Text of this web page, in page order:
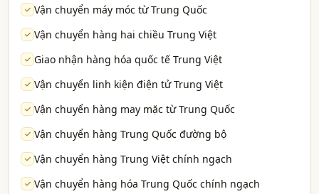
Vận chuyển máy móc từ Trung Quốc
Vận chuyển hàng hai chiều Trung Việt
Giao nhận hàng hóa quốc tế Trung Việt
Vận chuyển linh kiện điện tử Trung Việt
Vận chuyển hàng may mặc từ Trung Quốc
Vận chuyển hàng Trung Quốc đường bộ
Vận chuyển hàng Trung Việt chính ngạch
Vận chuyển hàng hóa Trung Quốc chính ngạch